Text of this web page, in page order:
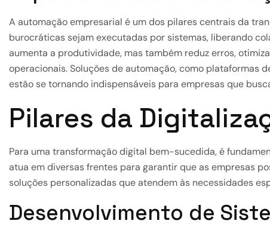
A automação empresarial é um dos pilares centrais da
burocráticas sejam executadas por sistemas, liberando
aumenta a produtividade, mas também reduz erros,
operacionais. Soluções de automação, como plataformas
estão se tornando indispensáveis para empresas que
Pilares da
Para uma transformação digital bem-sucedida, é
atua em diversas frentes para garantir que as empresas
soluções personalizadas que atendem às necessidades
Desenvolvimento de